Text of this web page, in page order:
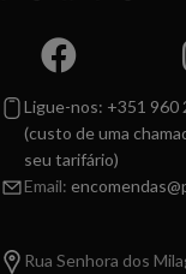
Ligue-nos: +351 960
(custo de uma
seu tarifário)
Email:
Rua Senhora dos